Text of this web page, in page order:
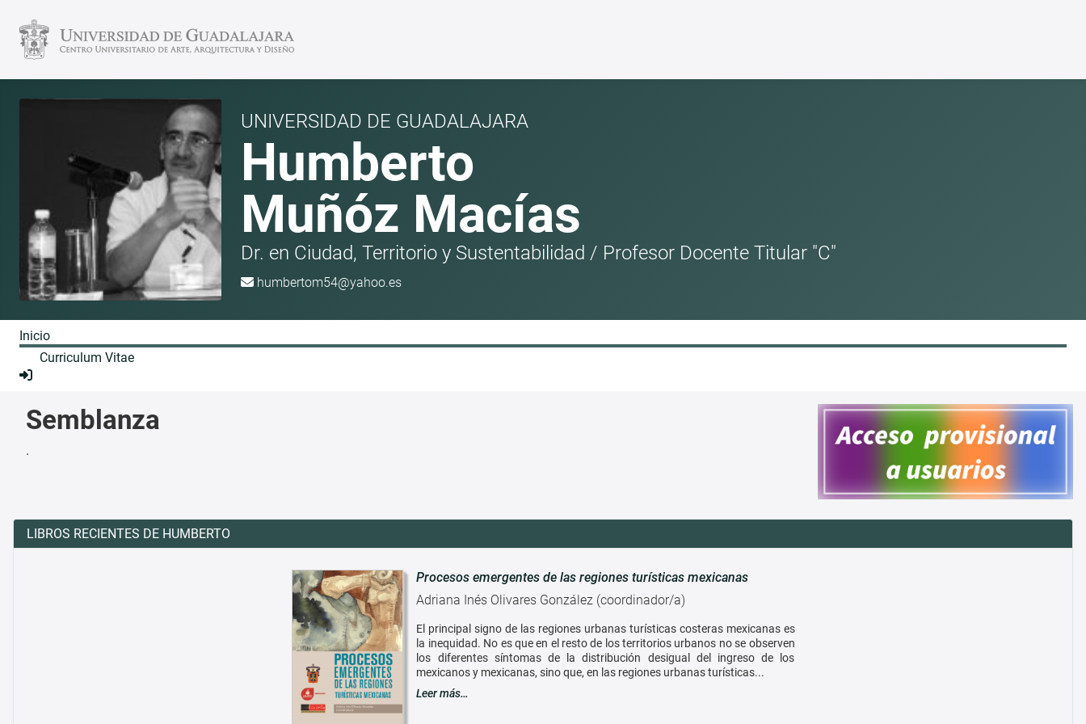
UNIVERSIDAD DE GUADALAJARA
Humberto
Muñóz Macías
Dr. en Ciudad, Territorio y Sustentabilidad / Profesor Docente Titular "C"
humbertom54@yahoo.es
Inicio
Curriculum Vitae
Semblanza
.
LIBROS RECIENTES DE HUMBERTO
Procesos emergentes de las regiones turísticas mexicanas
Adriana Inés Olivares González (coordinador/a)
El principal signo de las regiones urbanas turísticas costeras mexicanas es
la inequidad. No es que en el resto de los territorios urbanos no se observen
los diferentes síntomas de la distribución desigual del ingreso de los
mexicanos y mexicanas, sino que, en las regiones urbanas turísticas...
Leer más…